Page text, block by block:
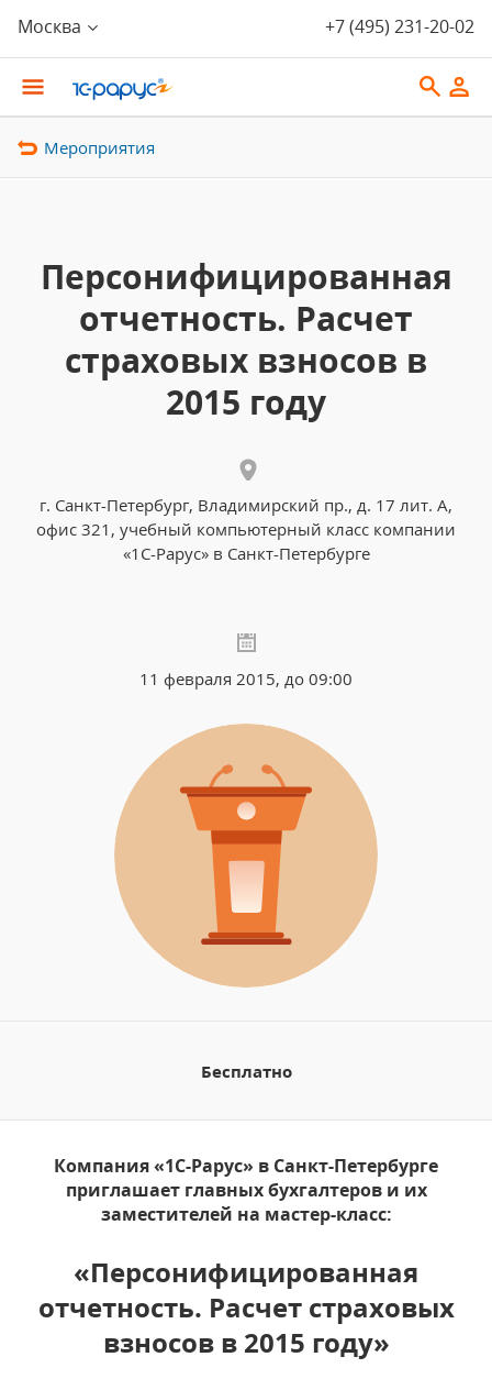
Москва +7 (495) 231-20-02
Мероприятия
Персонифицированная
отчетность. Расчет
страховых взносов в
2015 году
г. Санкт-Петербург, Владимирский пр., д. 17 лит. А,
офис 321, учебный компьютерный класс компании
«1С-Рарус» в Санкт-Петербурге
11 февраля 2015, до 09:00
Бесплатно
Компания «1С-Рарус» в Санкт-Петербурге
приглашает главных бухгалтеров и их
заместителей на мастер-класс:
«Персонифицированная
отчетность. Расчет страховых
взносов в 2015 году»